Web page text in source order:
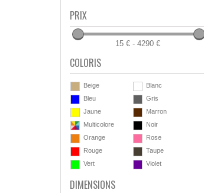
PRIX
15 € - 4290 €
COLORIS
Beige
Blanc
Bleu
Gris
Jaune
Marron
Multicolore
Noir
Orange
Rose
Rouge
Taupe
Vert
Violet
DIMENSIONS